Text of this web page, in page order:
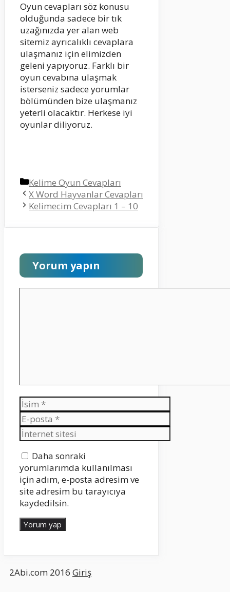
Oyun cevapları söz konusu
olduğunda sadece bir tık
uzağınızda yer alan web
sitemiz ayrıcalıklı cevaplara
ulaşmanız için elimizden
geleni yapıyoruz. Farklı bir
oyun cevabına ulaşmak
isterseniz sadece yorumlar
bölümünden bize ulaşmanız
yeterli olacaktır. Herkese iyi
oyunlar diliyoruz.
Kategoriler
Kelime Oyun Cevapları
X Word Hayvanlar Cevapları
Kelimecim Cevapları 1 – 10
Yorum yapın
İsim
E-
posta
İnternet
sitesi
Daha sonraki
yorumlarımda kullanılması
için adım, e-posta adresim ve
site adresim bu tarayıcıya
kaydedilsin.
2Abi.com 2016 Giriş